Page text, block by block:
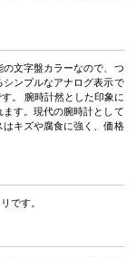
文字盤カラーなので、つ
ンプルなアナログ表示で
。 腕時計然とした印象に
す。現代の腕時計として
キズや腐食に強く、価格
です。